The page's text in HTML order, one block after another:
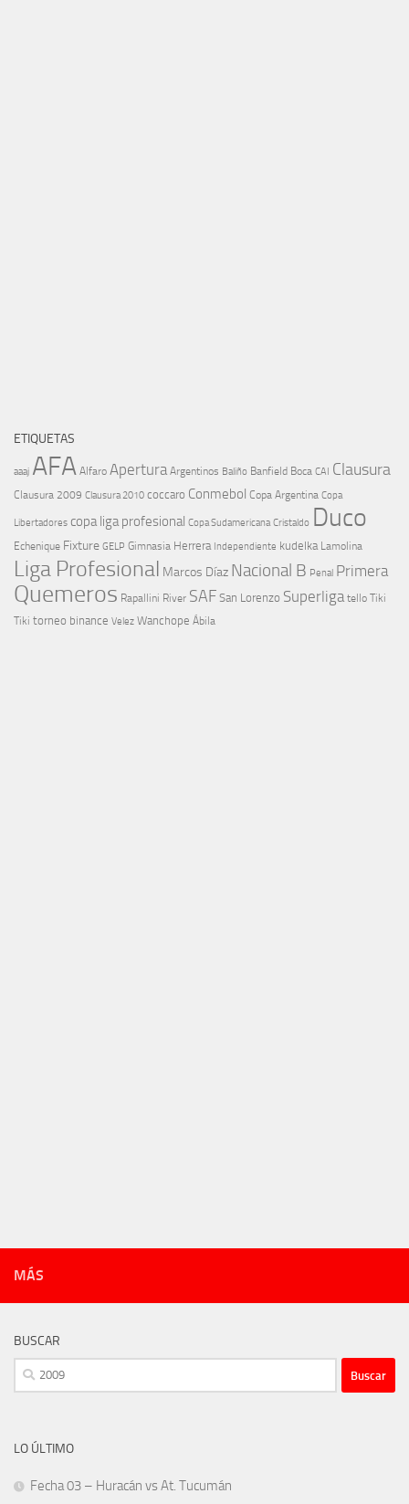
ETIQUETAS
aaaj AFA Alfaro Apertura Argentinos Baliño Banfield Boca CAI Clausura
Clausura 2009 Clausura 2010 coccaro Conmebol Copa Argentina Copa
Libertadores copa liga profesional Copa Sudamericana Cristaldo Duco
Echenique Fixture GELP Gimnasia Herrera Independiente kudelka Lamolina
Liga Profesional Marcos Díaz Nacional B Penal Primera
Quemeros Rapallini River SAF San Lorenzo Superliga tello Tiki
Tiki torneo binance Velez Wanchope Ábila
MÁS
BUSCAR
Buscar:
LO ÚLTIMO
Fecha 03 – Huracán vs At. Tucumán